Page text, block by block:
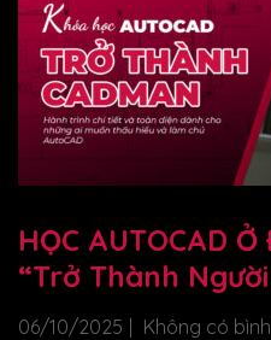
HỌC AUTOCAD
“Trở Thành
Chuyên Nghiệp”
06/10/2025
Không có